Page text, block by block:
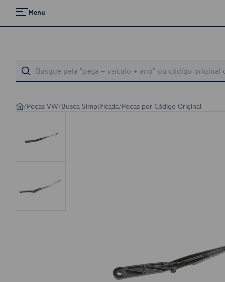
Menu
/Peças VW/Busca Simplificada/Peças por Código Original